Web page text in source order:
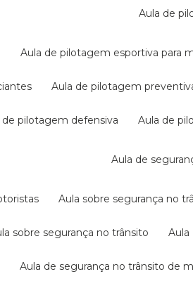
aula de
aula de pilotagem esportiva para
aula de pilotagem
de pilotagem defensiva aula de
aula de
aula sobre segurança no
sobre segurança no trânsito
aula de segurança no trânsito de